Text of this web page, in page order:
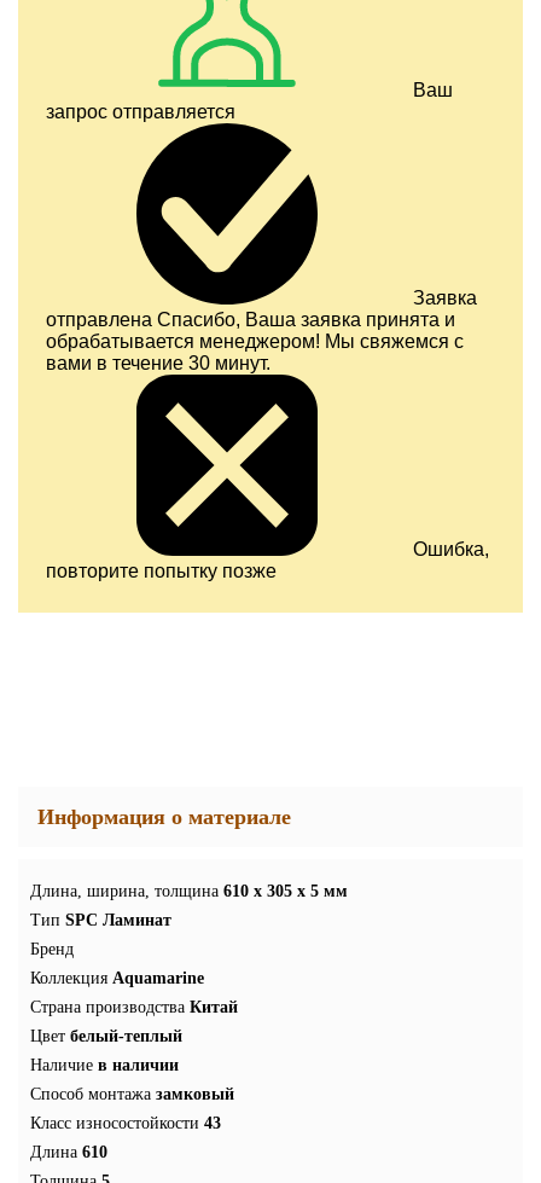
Ваш
запрос отправляется
Заявка
отправлена Спасибо, Ваша заявка принята и
обрабатывается менеджером! Мы свяжемся с
вами в течение 30 минут.
Ошибка,
повторите попытку позже
Информация о материале
Длина, ширина, толщина 610 x 305 x 5 мм
Тип SPC Ламинат
Бренд
Коллекция Aquamarine
Страна производства Китай
Цвет белый-теплый
Наличие в наличии
Способ монтажа замковый
Класс износостойкости 43
Длина 610